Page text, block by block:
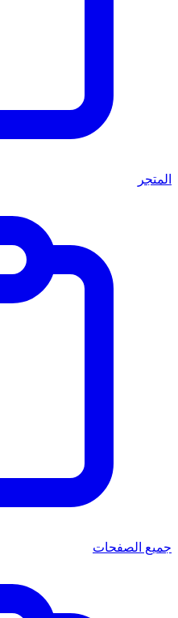
المتجر
جميع الصفحات